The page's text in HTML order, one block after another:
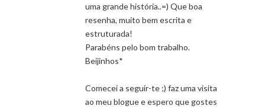
uma grande história..=) Que boa
resenha, muito bem escrita e
estruturada!
Parabéns pelo bom trabalho.
Beijinhos*
Comecei a seguir-te ;) faz uma visita
ao meu blogue e espero que gostes